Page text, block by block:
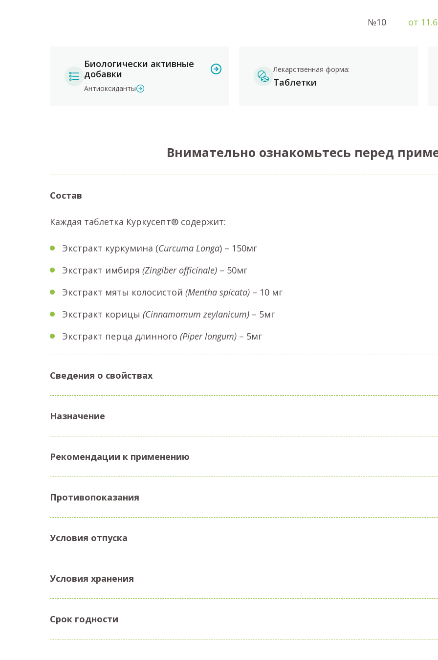
№10 от
Биологически активные
добавки
Антиоксиданты
Лекарственная форма:
Таблетки
Внимательно ознакомьтесь перед
Состав
Каждая таблетка Куркусепт® содержит:
Экстракт куркумина (Curcuma Longa) – 150мг
Экстракт имбиря (Zingiber officinale) – 50мг
Экстракт мяты колосистой (Mentha spicata) – 10 мг
Экстракт корицы (Cinnamomum zeylanicum) – 5мг
Экстракт перца длинного (Piper longum) – 5мг
Сведения о свойствах
Назначение
Рекомендации к применению
Противопоказания
Условия отпуска
Условия хранения
Срок годности